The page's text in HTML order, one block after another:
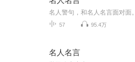
名人警句，和名人名言面对面。
57 95.4万
名人名言